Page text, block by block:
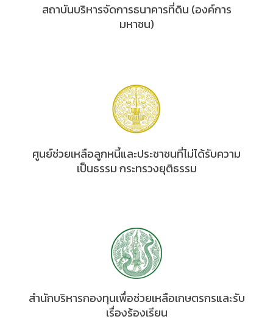
สถาบันบริหารจัดการธนาคารที่ดิน (องค์การ
มหาชน)
ศูนย์ช่วยเหลือลูกหนี้และประชาชนที่ไม่ได้รับความ
เป็นธรรม กระทรวงยุติธรรม
สำนักบริหารกองทุนเพื่อช่วยเหลือเกษตรกรและรับ
เรื่องร้องเรียน